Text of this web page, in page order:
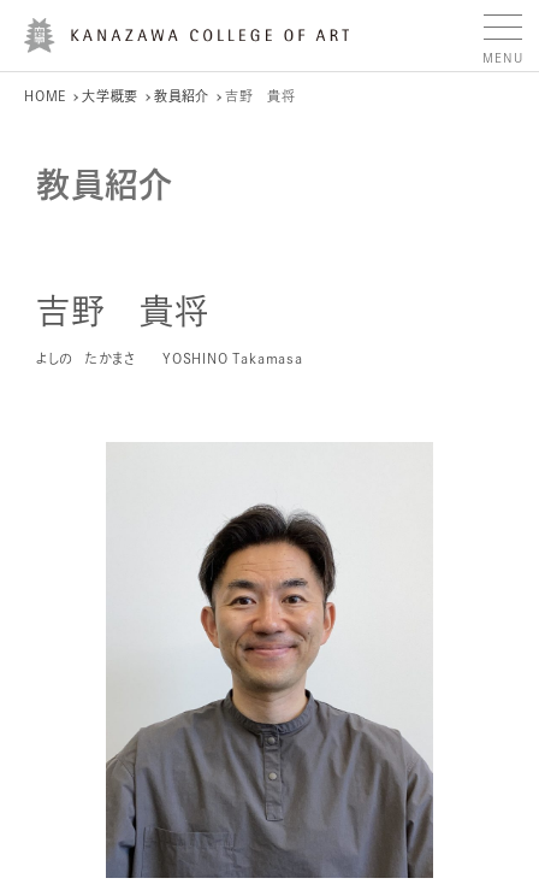
HOME 大学概要 教員紹介 吉野 貴将
教員紹介
吉野 貴将
よしの たかまさ YOSHINO Takamasa